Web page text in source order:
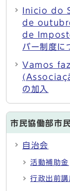
Inicio do
de
de
バー制度に
Vamos
の加入
市民協働部市
自治会
活動補助金
行政出前講